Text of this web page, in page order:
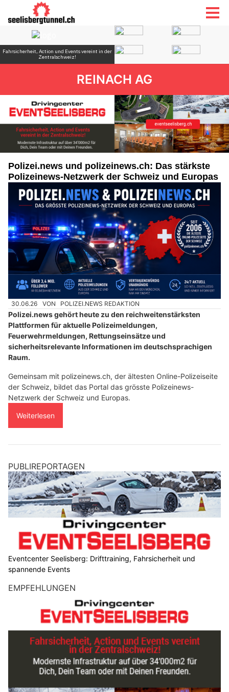
REINACH AG
Polizei.news und polizeinews.ch: Das stärkste
Polizeinews-Netzwerk der Schweiz und Europas
30.06.26 VON POLIZEI.NEWS REDAKTION
Polizei.news gehört heute zu den reichweitenstärksten
Plattformen für aktuelle Polizeimeldungen,
Feuerwehrmeldungen, Rettungseinsätze und
sicherheitsrelevante Informationen im deutschsprachigen
Raum.
Gemeinsam mit polizeinews.ch, der ältesten Online-Polizeiseite
der Schweiz, bildet das Portal das grösste Polizeinews-
Netzwerk der Schweiz und Europas.
Weiterlesen
PUBLIREPORTAGEN
Eventcenter Seelisberg: Drifttraining, Fahrsicherheit und
spannende Events
EMPFEHLUNGEN